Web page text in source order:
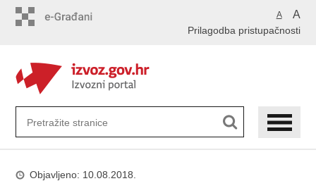
A A
Prilagodba pristupačnosti
Objavljeno: 10.08.2018.